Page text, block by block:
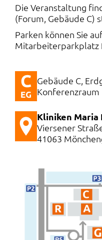
Die Veranstaltung
(Forum, Gebäude C)
Parken können Sie
Mitarbeiterparkplatz
Gebäude C,
Konferenzraum
Kliniken Maria
Viersener
41063